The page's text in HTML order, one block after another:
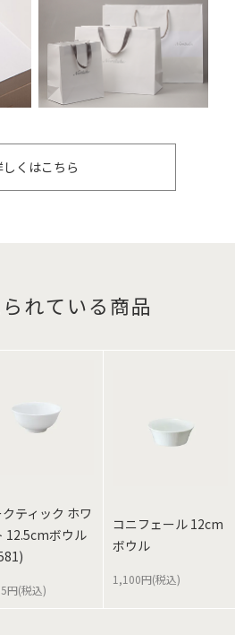
しくはこちら
れている商品
クティック ホワ
12.5cmボウル
円(税込)
コニフェール 12cm
ボウル
1,100円(税込)